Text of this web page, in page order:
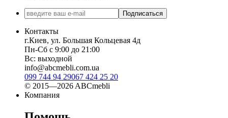
Подписаться
Контакты
г.Киев, ул. Большая Кольцевая 4д
Пн-Сб с 9:00 до 21:00
Вс: выходной
info@abcmebli.com.ua
099 744 94 29067 424 25 20
© 2015—2026 ABCmebli
Компания